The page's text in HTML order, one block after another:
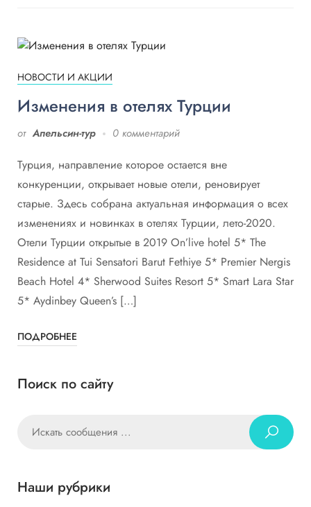
НОВОСТИ И АКЦИИ
Изменения в отелях Турции
от Апельсин-тур 0 комментарий
Турция, направление которое остается вне
конкуренции, открывает новые отели, реновирует
старые. Здесь собрана актуальная информация о всех
изменениях и новинках в отелях Турции, лето-2020.
Отели Турции открытые в 2019 On’live hotel 5* The
Residence at Tui Sensatori Barut Fethiye 5* Premier Nergis
Beach Hotel 4* Sherwood Suites Resort 5* Smart Lara Star
5* Aydinbey Queen’s […]
ПОДРОБНЕЕ
Поиск по сайту
Наши рубрики